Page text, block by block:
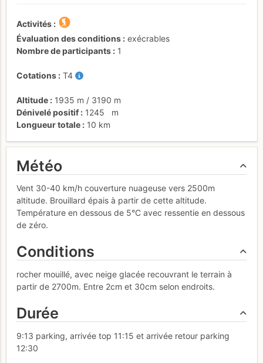
Activités
Évaluation des conditions
exécrables
Nombre de participants
1
Cotations T4
Altitude 1935 m / 3190 m
Dénivelé positif
1245
m
Longueur totale
10 km
Météo
Vent 30-40 km/h couverture nuageuse vers 2500m
altitude. Brouillard épais à partir de cette altitude.
Température en dessous de 5°C avec ressentie en dessous
de zéro.
Conditions
rocher mouillé, avec neige glacée recouvrant le terrain à
partir de 2700m. Entre 2cm et 30cm selon endroits.
Durée
9:13 parking, arrivée top 11:15 et arrivée retour parking
12:30